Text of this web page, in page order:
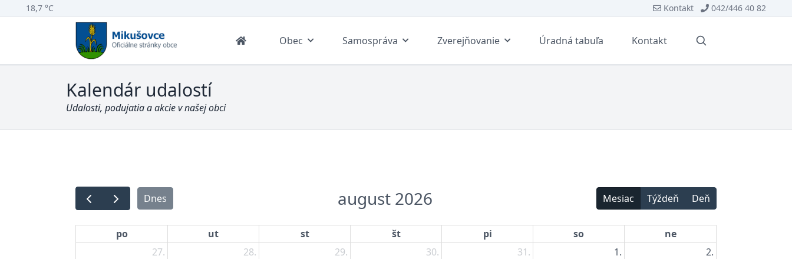
18,7 °C Kontakt 042/446 40 82
Obec Samospráva Zverejňovanie Úradná tabuľa Kontakt Vyhľadávanie
Kalendár udalostí
Udalosti, podujatia a akcie v našej obci
Dnes august 2026 Mesiac Týždeň Deň
po ut st št pi so
ne
27.
28. 29. 30. 31. 1. 2.